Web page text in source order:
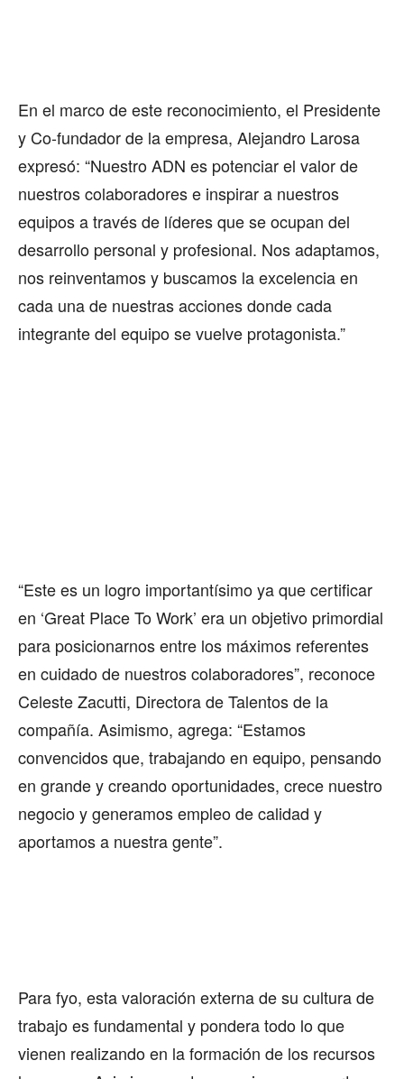
En el marco de este reconocimiento, el Presidente
y Co-fundador de la empresa, Alejandro Larosa
expresó: “Nuestro ADN es potenciar el valor de
nuestros colaboradores e inspirar a nuestros
equipos a través de líderes que se ocupan del
desarrollo personal y profesional. Nos adaptamos,
nos reinventamos y buscamos la excelencia en
cada una de nuestras acciones donde cada
integrante del equipo se vuelve protagonista.”
“Este es un logro importantísimo ya que certificar
en ‘Great Place To Work’ era un objetivo primordial
para posicionarnos entre los máximos referentes
en cuidado de nuestros colaboradores”, reconoce
Celeste Zacutti, Directora de Talentos de la
compañía. Asimismo, agrega: “Estamos
convencidos que, trabajando en equipo, pensando
en grande y creando oportunidades, crece nuestro
negocio y generamos empleo de calidad y
aportamos a nuestra gente”.
Para fyo, esta valoración externa de su cultura de
trabajo es fundamental y pondera todo lo que
vienen realizando en la formación de los recursos